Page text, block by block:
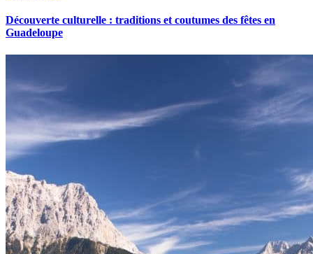
Découverte culturelle : traditions et coutumes des fêtes en
Guadeloupe